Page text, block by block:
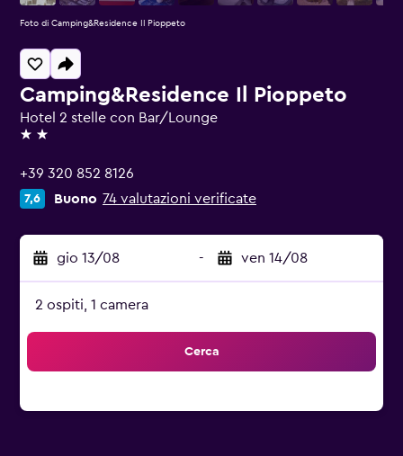
Camping&Residence Il Pioppeto
Hotel 2 stelle con Bar/Lounge
2 stelle
+39 320 852 8126
7,6 Buono 74 valutazioni verificate
gio 13/08 - ven 14/08
2 ospiti, 1 camera
Cerca
Foto di Camping&Residence Il Pioppeto